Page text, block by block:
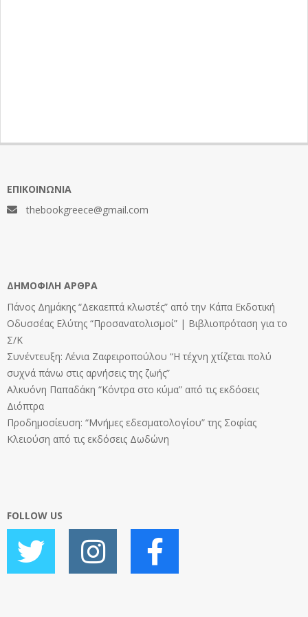
ΕΠΙΚΟΙΝΩΝΊΑ
thebookgreece@gmail.com
ΔΗΜΟΦΙΛΉ ΆΡΘΡΑ
Πάνος Δημάκης “Δεκαεπτά κλωστές” από την Κάπα Εκδοτική
Οδυσσέας Ελύτης “Προσανατολισμοί” | Βιβλιοπρόταση για το
Σ/Κ
Συνέντευξη: Λένια Ζαφειροπούλου “Η τέχνη χτίζεται πολύ
συχνά πάνω στις αρνήσεις της ζωής”
Αλκυόνη Παπαδάκη “Κόντρα στο κύμα” από τις εκδόσεις
Διόπτρα
Προδημοσίευση: “Μνήμες εδεσματολογίου” της Σοφίας
Κλειούση από τις εκδόσεις Δωδώνη
FOLLOW US